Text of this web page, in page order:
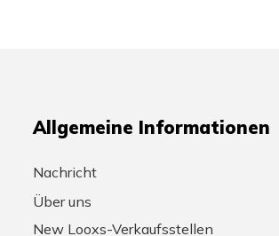
Allgemeine Informationen
Nachricht
Über uns
New Looxs-Verkaufsstellen